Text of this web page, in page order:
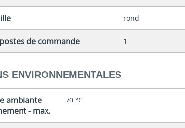
rond
de commande 1
ENVIRONNEMENTALES
ambiante
- max.
70 °C